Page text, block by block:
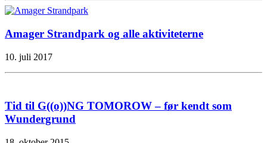
Amager Strandpark og alle aktiviteterne
10. juli 2017
Tid til G((o))NG TOMOROW – før kendt som
Wundergrund